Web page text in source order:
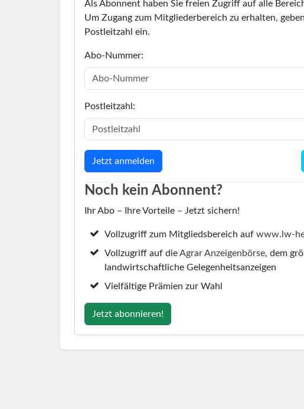
Als Abonnent haben Sie freien Zugriff auf alle
Um Zugang zum Mitgliederbereich zu erhalten,
Postleitzahl ein.
Abo-Nummer:
Postleitzahl:
Noch kein Abonnent?
Ihr Abo – Ihre Vorteile – Jetzt sichern!
Vollzugriff zum Mitgliedsbereich aufwww.lw-
Vollzugriff auf dieAgrar Anzeigenbörse, dem
landwirtschaftliche Gelegenheitsanzeigen
Vielfältige Prämien zur Wahl
Jetzt abonnieren!